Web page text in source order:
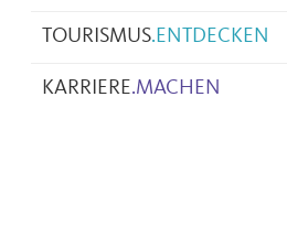
TOURISMUS.ENTDECKEN
KARRIERE.MACHEN